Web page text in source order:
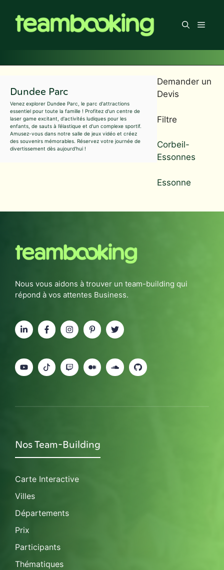
contenu
Menu
Dundee Parc
Venez explorer Dundee Parc, le parc d'attractions
essentiel pour toute la famille ! Profitez d'un centre de
laser game excitant, d'activités ludiques pour les
enfants, de sauts à l’élastique et d'un complexe sportif.
Amusez-vous dans notre salle de jeux vidéo et créez
des souvenirs mémorables. Réservez votre journée de
divertissement dès aujourd'hui !
Demander un
Devis
Filtre
Corbeil-
Essonnes
Essonne
Nous vous aidons à trouver un team-building qui
répond à vos attentes Business.
Nos Team-Building
Carte Interactive
Villes
Départements
Prix
Participants
Thématiques